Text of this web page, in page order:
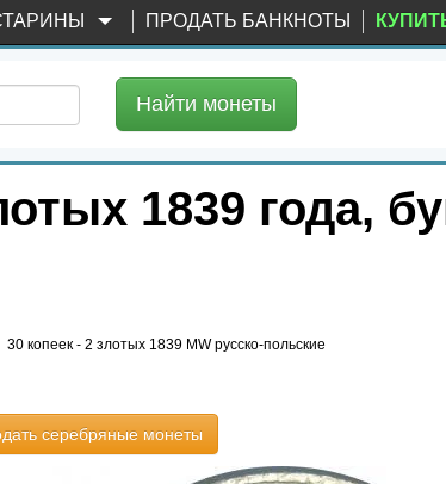
ПРОДАТЬ БАНКНОТЫ
Найти монеты
1839 года,
30 копеек - 2 злотых 1839 MW русско-польские
серебряные монеты